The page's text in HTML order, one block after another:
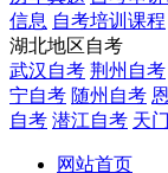
信息 自考培训课程
湖北地区自考
武汉自考 荆州自考
宁自考 随州自考
自考 潜江自考 天
网站首页